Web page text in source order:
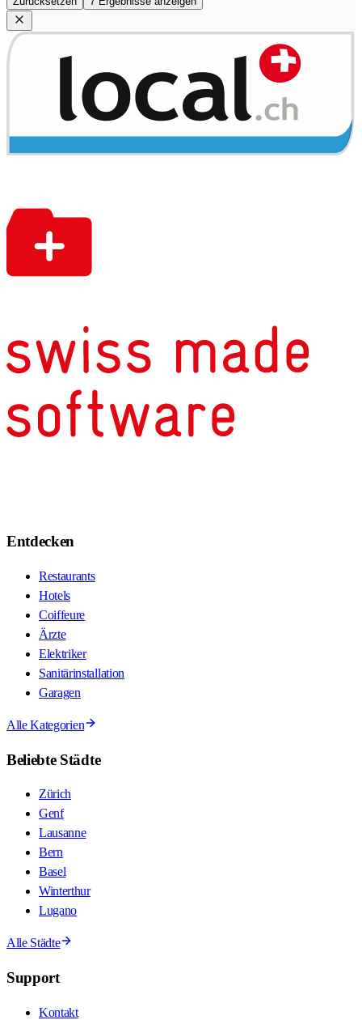
Entdecken
Restaurants
Hotels
Coiffeure
Ärzte
Elektriker
Sanitärinstallation
Garagen
Alle Kategorien
Beliebte Städte
Zürich
Genf
Lausanne
Bern
Basel
Winterthur
Lugano
Alle Städte
Support
Kontakt